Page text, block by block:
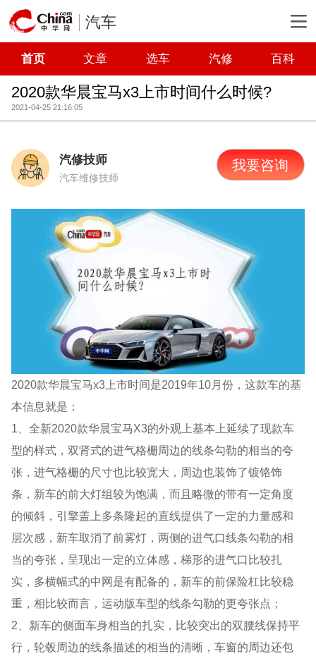
汽车
首页 文章 选车 汽修 百科
2020款华晨宝马x3上市时间什么时候?
2021-04-25 21:16:05
汽修技师
汽车维修技师
我要咨询
2020款华晨宝马x3上市时间是2019年10月份，这款车的基
本信息就是：
1、全新2020款华晨宝马X3的外观上基本上延续了现款车
型的样式，双肾式的进气格栅周边的线条勾勒的相当的夸
张，进气格栅的尺寸也比较宽大，周边也装饰了镀铬饰
条，新车的前大灯组较为饱满，而且略微的带有一定角度
的倾斜，引擎盖上多条隆起的直线提供了一定的力量感和
层次感，新车取消了前雾灯，两侧的进气口线条勾勒的相
当的夸张，呈现出一定的立体感，梯形的进气口比较扎
实，多横幅式的中网是有配备的，新车的前保险杠比较稳
重，相比较而言，运动版车型的线条勾勒的更夸张点；
2、新车的侧面车身相当的扎实，比较突出的双腰线保持平
行，轮毂周边的线条描述的相当的清晰，车窗的周边还包